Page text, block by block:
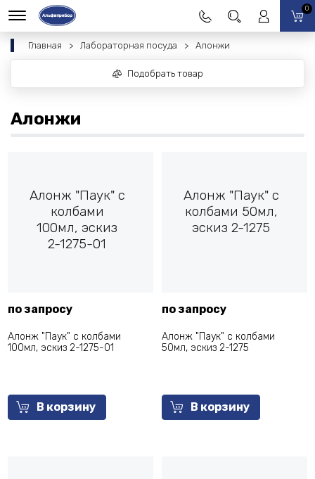
0
Главная Лабораторная посуда Алонжи
Подобрать товар
Алонжи
Алонж "Паук" с
колбами
100мл, эскиз
2-1275-01
по запросу
Алонж "Паук" с колбами
100мл, эскиз 2-1275-01
В корзину
Алонж "Паук" с
колбами 50мл,
эскиз 2-1275
по запросу
Алонж "Паук" с колбами
50мл, эскиз 2-1275
В корзину